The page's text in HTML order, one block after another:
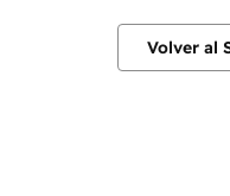
Volver al